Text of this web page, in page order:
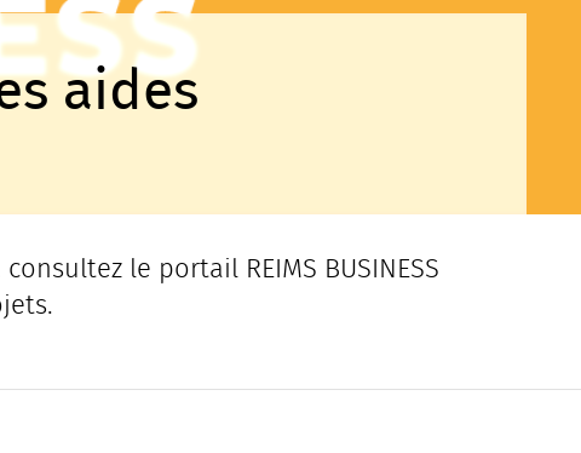
aides
le portail REIMS BUSINESS